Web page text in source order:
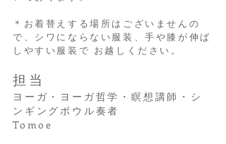
＊お着替えする場所はございませんの
で、シワにならない服装、手や膝が伸ば
しやすい服装で お越しください。
担当
ヨーガ・ヨーガ哲学・瞑想講師・シ
ンギングボウル奏者
Tomoe